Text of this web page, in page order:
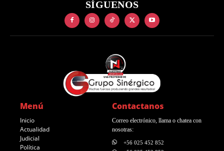
SÍGUENOS
Menú
Inicio
Actualidad
Judicial
Política
Contactanos
Correo electrónico, llama o chatea con
nosotras:
+56 025 452 852